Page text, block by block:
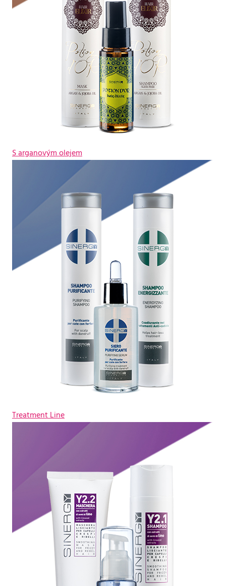
S arganovým olejem
Treatment Line